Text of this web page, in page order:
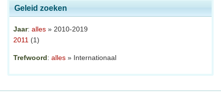
Geleid zoeken
Jaar: alles » 2010-2019
2011 (1)
Trefwoord: alles » Internationaal